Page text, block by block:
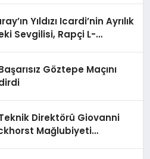
Yıldızı Icardi’nin Ayrılık
Sevgilisi, Rapçi L-
Göztepe Maçını
Direktörü Giovanni
Mağlubiyeti